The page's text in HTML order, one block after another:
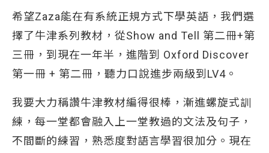
希望Zaza能在有系統正規方式下學英語，我們選
擇了牛津系列教材，從Show and Tell 第二冊+第
三冊，到現在一年半，進階到 Oxford Discover
第一冊 + 第二冊，聽力口說進步兩級到LV4。
我要大力稱讚牛津教材編得很棒，漸進螺旋式訓
練，每一堂都會融入上一堂教過的文法及句子，
不間斷的練習，熟悉度對語言學習很加分。現在